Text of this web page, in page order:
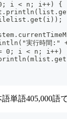
i < n; i++) {
実行時間:"
0; i < n; i++)
単語405,000語